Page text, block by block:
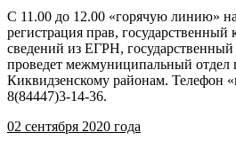
С 11.00 до 12.00 «горячую линию»
регистрация прав, государственный
сведений из ЕГРН,
проведет межмуниципальный
Киквидзенскому районам. Телефон
8(84447)3-14-36.
02 сентября 2020 года